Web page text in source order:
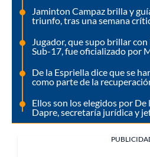
Jaminton Campaz brilla y
triunfo, tras una semana
Jugador, que supo brillar
Sub-17, fue oficializado por
De la Espriella dice que se
como parte de la
Ellos son los elegidos por De
Dapre, secretaría jurídica y